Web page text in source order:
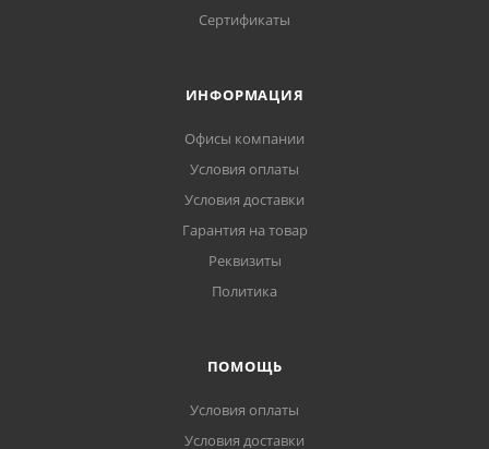
Сертификаты
ИНФОРМАЦИЯ
Офисы компании
Условия оплаты
Условия доставки
Гарантия на товар
Реквизиты
Политика
ПОМОЩЬ
Условия оплаты
Условия доставки